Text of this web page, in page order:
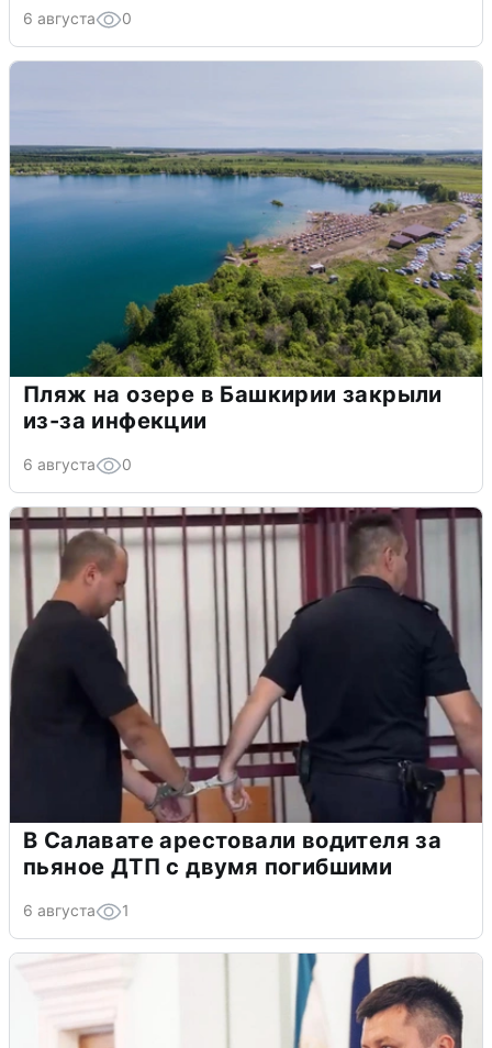
6 августа 0
Пляж на озере в Башкирии закрыли
из-за инфекции
6 августа 0
В Салавате арестовали водителя за
пьяное ДТП с двумя погибшими
6 августа 1